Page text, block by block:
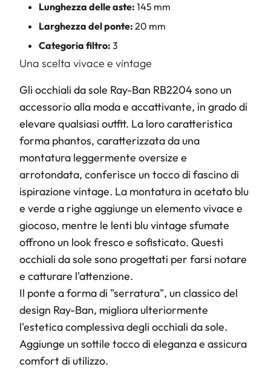
Lunghezza delle aste: 145 mm
Larghezza del ponte: 20 mm
Categoria filtro: 3
Una scelta vivace e vintage
Gli occhiali da sole Ray-Ban RB2204 sono un
accessorio alla moda e accattivante, in grado di
elevare qualsiasi outfit. La loro caratteristica
forma phantos, caratterizzata da una
montatura leggermente oversize e
arrotondata, conferisce un tocco di fascino di
ispirazione vintage. La montatura in acetato blu
e verde a righe aggiunge un elemento vivace e
giocoso, mentre le lenti blu vintage sfumate
offrono un look fresco e sofisticato. Questi
occhiali da sole sono progettati per farsi notare
e catturare l'attenzione.
Il ponte a forma di "serratura", un classico del
design Ray-Ban, migliora ulteriormente
l'estetica complessiva degli occhiali da sole.
Aggiunge un sottile tocco di eleganza e assicura
comfort di utilizzo.